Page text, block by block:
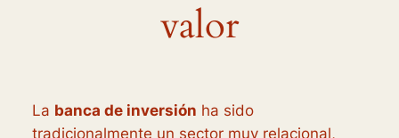
valor
La banca de inversión ha sido
tradicionalmente un sector muy relacional,